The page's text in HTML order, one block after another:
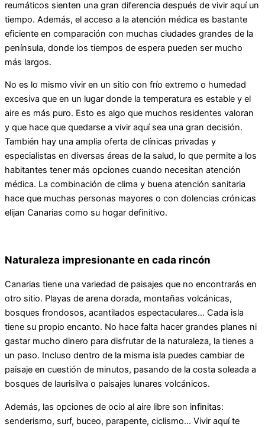
reumáticos sienten una gran diferencia después de vivir aquí un
tiempo. Además, el acceso a la atención médica es bastante
eficiente en comparación con muchas ciudades grandes de la
península, donde los tiempos de espera pueden ser mucho
más largos.
No es lo mismo vivir en un sitio con frío extremo o humedad
excesiva que en un lugar donde la temperatura es estable y el
aire es más puro. Esto es algo que muchos residentes valoran
y que hace que quedarse a vivir aquí sea una gran decisión.
También hay una amplia oferta de clínicas privadas y
especialistas en diversas áreas de la salud, lo que permite a los
habitantes tener más opciones cuando necesitan atención
médica. La combinación de clima y buena atención sanitaria
hace que muchas personas mayores o con dolencias crónicas
elijan Canarias como su hogar definitivo.
Naturaleza impresionante en cada rincón
Canarias tiene una variedad de paisajes que no encontrarás en
otro sitio. Playas de arena dorada, montañas volcánicas,
bosques frondosos, acantilados espectaculares… Cada isla
tiene su propio encanto. No hace falta hacer grandes planes ni
gastar mucho dinero para disfrutar de la naturaleza, la tienes a
un paso. Incluso dentro de la misma isla puedes cambiar de
paisaje en cuestión de minutos, pasando de la costa soleada a
bosques de laurisilva o paisajes lunares volcánicos.
Además, las opciones de ocio al aire libre son infinitas:
senderismo, surf, buceo, parapente, ciclismo… Vivir aquí te